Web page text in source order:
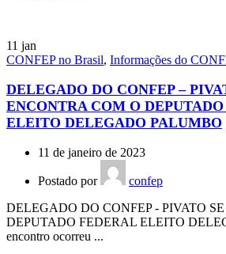
11 jan
CONFEP no Brasil, Informações do
DELEGADO DO CONFEP –
ENCONTRA COM O
ELEITO DELEGADO PALUMBO
11 de janeiro de 2023
Postado por
confep
DELEGADO DO CONFEP - PIVATO
DEPUTADO FEDERAL ELEITO
encontro ocorreu ...